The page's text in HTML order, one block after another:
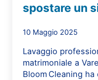
spostare un
10 Maggio 2025
Lavaggio
matrimoniale a
Bloom Cleaning